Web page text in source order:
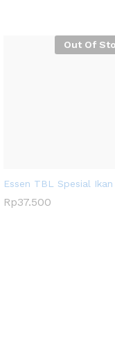
Out Of
Essen TBL Spesial Ikan
Rp37.500
Rp37.500